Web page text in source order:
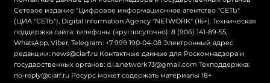
Сетевое издание "Цифровое информационное агентство "СЕТЬ"
(ЦИА "СЕТЬ"), Digital Information Agency "NETWORK" (16+). Техническая
поддержка сайта: телефоны (круглосуточно): 8 (906) 141-89-55,
WhatsApp, Viber, Telegram: +7 999 190-04-08 Электронный адрес
редакции: news@ciarf.ru Контактные данные для Роскомнадзора и
государственных органов: d.i.a.network73@gmail.com Техподдержка:
no-reply@ciarf.ru Ресурс может содержать материалы 18+